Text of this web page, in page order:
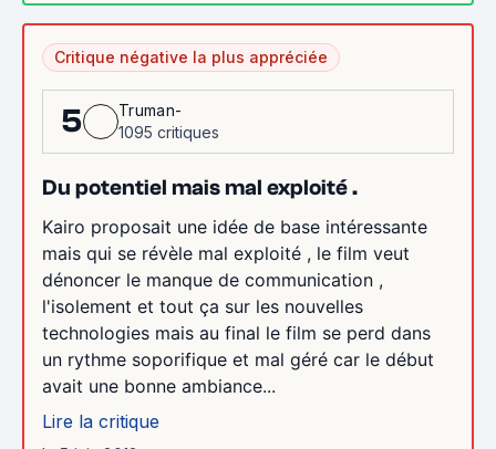
Critique négative la plus appréciée
5
Truman-
1095 critiques
Du potentiel mais mal exploité .
Kairo proposait une idée de base intéressante
mais qui se révèle mal exploité , le film veut
dénoncer le manque de communication ,
l'isolement et tout ça sur les nouvelles
technologies mais au final le film se perd dans
un rythme soporifique et mal géré car le début
avait une bonne ambiance...
Lire la critique